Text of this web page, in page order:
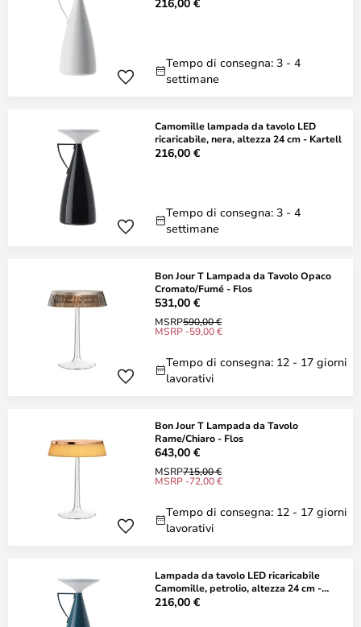
Tempo di consegna: 3 - 4
settimane
Camomille lampada da tavolo LED
ricaricabile, nera, altezza 24 cm - Kartell
216,00 €
Tempo di consegna: 3 - 4
settimane
Bon Jour T Lampada da Tavolo Opaco
Cromato/Fumé - Flos
531,00 €
MSRP590,00 €
MSRP -59,00 €
Tempo di consegna: 12 - 17 giorni
lavorativi
Bon Jour T Lampada da Tavolo
Rame/Chiaro - Flos
643,00 €
MSRP715,00 €
MSRP -72,00 €
Tempo di consegna: 12 - 17 giorni
lavorativi
Lampada da tavolo LED ricaricabile
Camomille, petrolio, altezza 24 cm -
Kartell
216,00 €